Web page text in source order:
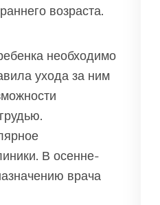
возраста.
необходимо
ухода за ним
В осенне-
врача